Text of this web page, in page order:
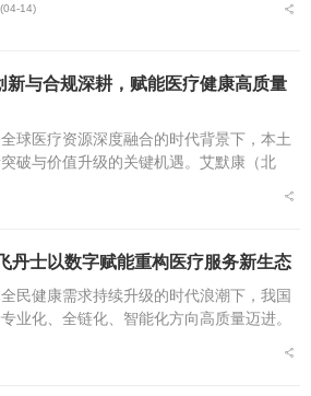
14)
新与合规深耕，赋能医疗健康高质量
球医疗资源深度融合的时代背景下，本土
破与价值升级的关键机遇。艾默康（北
年10月成立以来，坚守技术赋能医疗，
丹士以数字赋能重构医疗服务新生态
民健康需求持续升级的时代浪潮下，我国
业化、全链化、智能化方向高质量迈进。
京康飞丹士科技发展有限公司深耕医疗科